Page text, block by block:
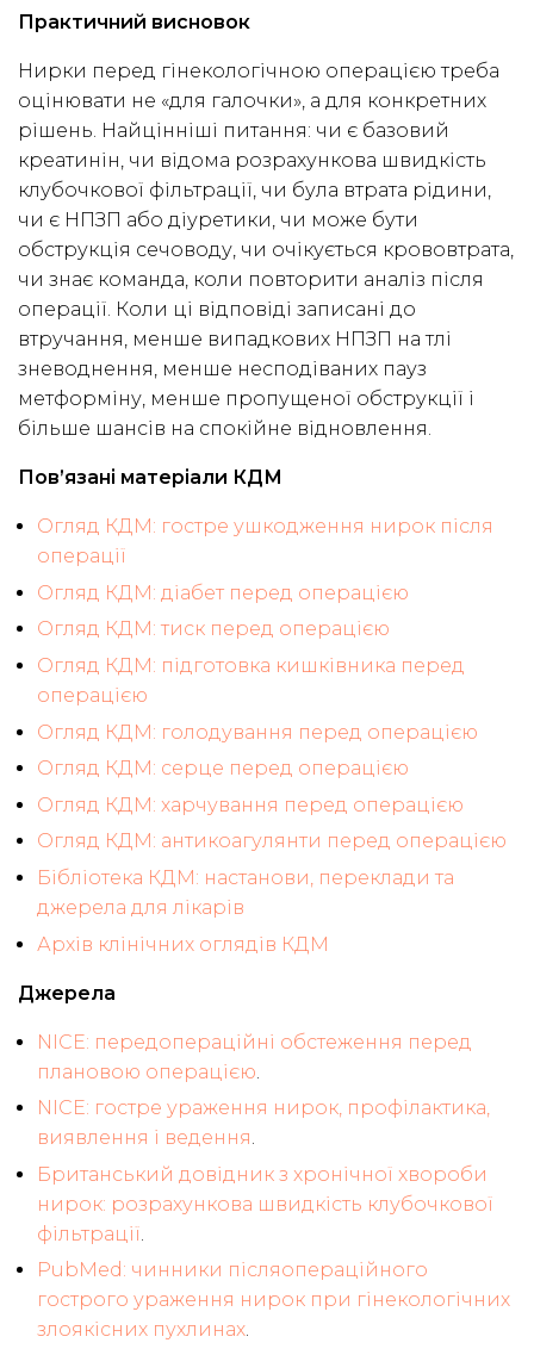
Практичний висновок
Нирки перед гінекологічною операцією треба
оцінювати не «для галочки», а для конкретних
рішень. Найцінніші питання: чи є базовий
креатинін, чи відома розрахункова швидкість
клубочкової фільтрації, чи була втрата рідини,
чи є НПЗП або діуретики, чи може бути
обструкція сечоводу, чи очікується крововтрата,
чи знає команда, коли повторити аналіз після
операції. Коли ці відповіді записані до
втручання, менше випадкових НПЗП на тлі
зневоднення, менше несподіваних пауз
метформіну, менше пропущеної обструкції і
більше шансів на спокійне відновлення.
Пов’язані матеріали КДМ
Огляд КДМ: гостре ушкодження нирок після
операції
Огляд КДМ: діабет перед операцією
Огляд КДМ: тиск перед операцією
Огляд КДМ: підготовка кишківника перед
операцією
Огляд КДМ: голодування перед операцією
Огляд КДМ: серце перед операцією
Огляд КДМ: харчування перед операцією
Огляд КДМ: антикоагулянти перед операцією
Бібліотека КДМ: настанови, переклади та
джерела для лікарів
Архів клінічних оглядів КДМ
Джерела
NICE: передопераційні обстеження перед
плановою операцією
NICE: гостре ураження нирок, профілактика,
виявлення і ведення.
Британський довідник з хронічної хвороби
нирок: розрахункова швидкість клубочкової
фільтрації
PubMed: чинники післяопераційного
гострого ураження нирок при гінекологічних
злоякісних пухлинах.